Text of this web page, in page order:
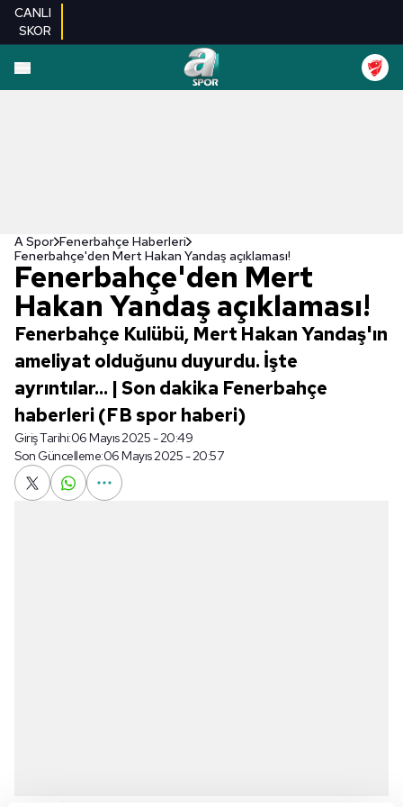
CANLI
SKOR
A Spor Fenerbahçe Haberleri
Fenerbahçe'den Mert Hakan Yandaş açıklaması!
Fenerbahçe'den Mert
Hakan Yandaş açıklaması!
Fenerbahçe Kulübü, Mert Hakan Yandaş'ın
ameliyat olduğunu duyurdu. İşte
ayrıntılar... | Son dakika Fenerbahçe
haberleri (FB spor haberi)
Giriş Tarihi:06 Mayıs 2025 - 20:49
Son Güncelleme:06 Mayıs 2025 - 20:57